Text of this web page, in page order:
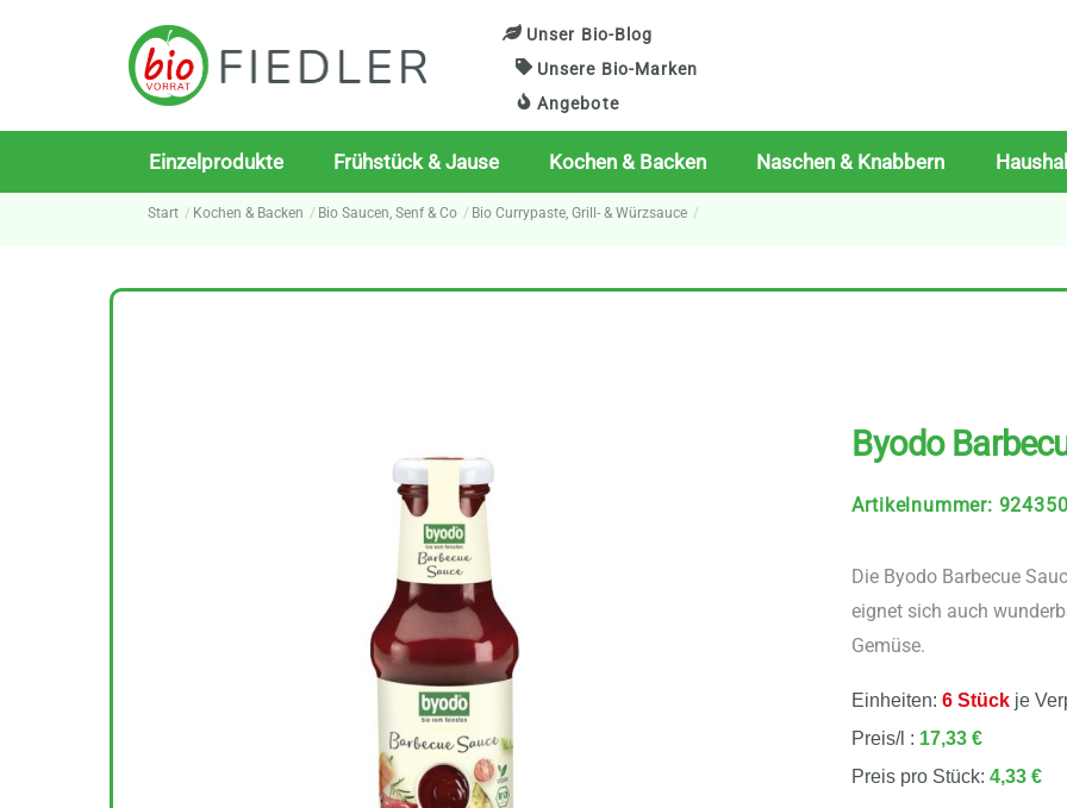
Unser Bio-Blog
Unsere Bio-Marken
Angebote
Einzelprodukte Frühstück & Jause Kochen & Backen Naschen & Knabbern
Start Kochen & Backen Bio Saucen, Senf & Co Bio Currypaste, Grill- & Würzsauce
Byodo
Artikelnummer:
Die Byodo Barbecue
eignet sich auch
Gemüse.
Einheiten:6 Stück je
Preis/l : 17,33 €
Preis pro Stück:4,33 €